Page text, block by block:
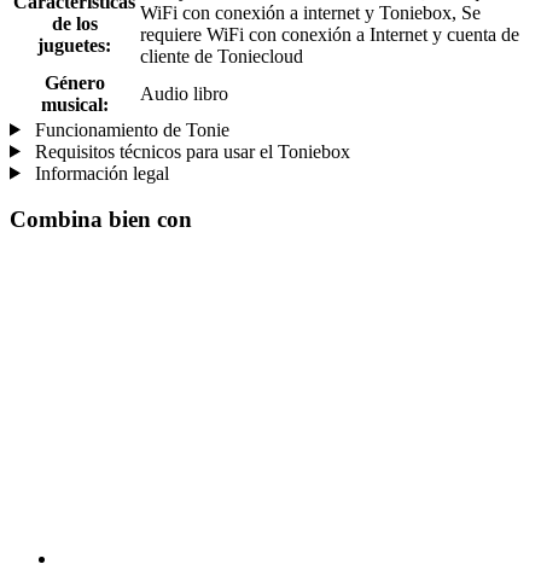
de los
juguetes:
WiFi con conexión a internet y Toniebox, Se
requiere WiFi con conexión a Internet y cuenta de
cliente de Toniecloud
Género
musical:
Audio libro
Funcionamiento de Tonie
Requisitos técnicos para usar el Toniebox
Información legal
Combina bien con